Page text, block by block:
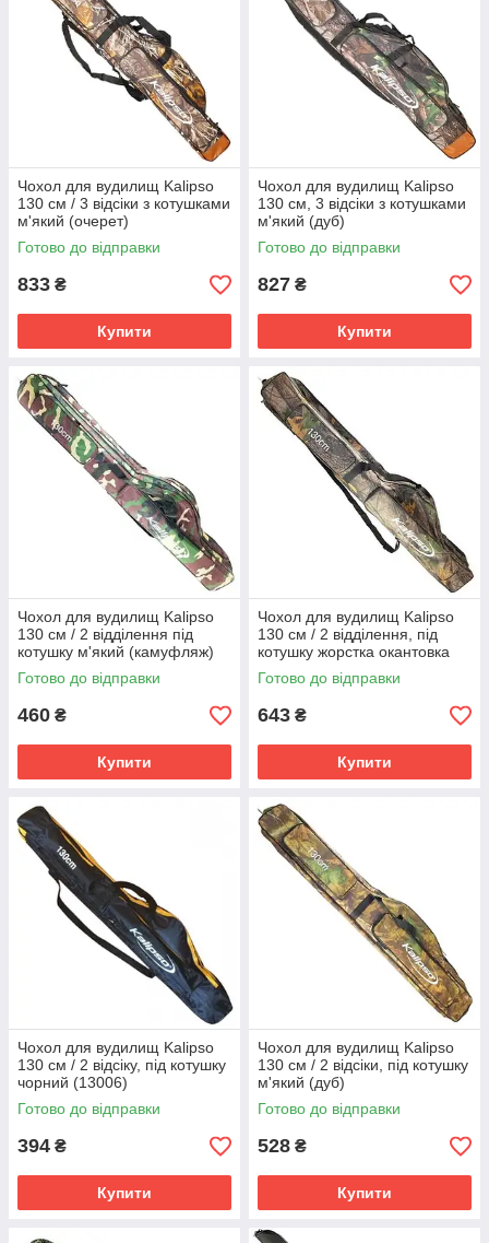
Чохол для вудилищ Kalipso
130 см / 3 відсіки з котушками
м'який (очерет)
Готово до відправки
833 ₴
Купити
Чохол для вудилищ Kalipso
130 см, 3 відсіки з котушками
м'який (дуб)
Готово до відправки
827 ₴
Купити
Чохол для вудилищ Kalipso
130 см / 2 відділення під
котушку м'який (камуфляж)
Готово до відправки
460 ₴
Купити
Чохол для вудилищ Kalipso
130 см / 2 відділення, під
котушку жорстка окантовка
(дуб)
Готово до відправки
643 ₴
Купити
Чохол для вудилищ Kalipso
130 см / 2 відсіку, під котушку
чорний (13006)
Готово до відправки
394 ₴
Купити
Чохол для вудилищ Kalipso
130 см / 2 відсіки, під котушку
м'який (дуб)
Готово до відправки
528 ₴
Купити